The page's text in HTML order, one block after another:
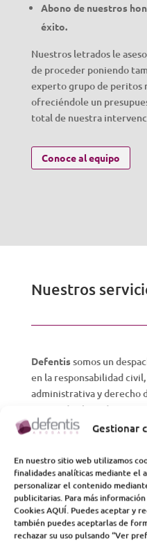
Gestionar
En nuestro sitio web utilizamos
finalidades analíticas mediante el
personalizar el contenido
publicitarias. Para más
Cookies AQUÍ. Puedes aceptar y
también puedes aceptarlas de
rechazar su uso pulsando “Ver
Abono de nuestros
éxito.
Nuestros letrados le
de proceder poniendo
experto grupo de peritos
ofreciéndole un
total de nuestra
Conoce al equipo
Nuestros
Defentissomos un
en la responsabilidad
administrativa y derecho
equipo de abogados con
en la defensa de
cualquier otro supuesto.
Nuestro despacho
intereses de cualquier
accidente tráfico, haya
entorno de trabajo, haya